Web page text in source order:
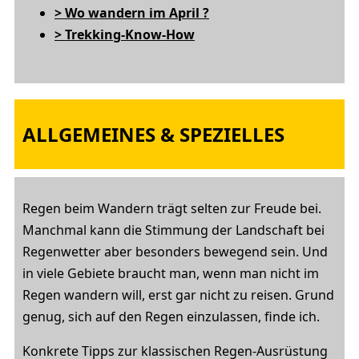
> Wo wandern im April ?
> Trekking-Know-How
ALLGEMEINES & SPEZIELLES
Regen beim Wandern trägt selten zur Freude bei.
Manchmal kann die Stimmung der Landschaft bei
Regenwetter aber besonders bewegend sein. Und
in viele Gebiete braucht man, wenn man nicht im
Regen wandern will, erst gar nicht zu reisen. Grund
genug, sich auf den Regen einzulassen, finde ich.
Konkrete Tipps zur klassischen Regen-Ausrüstung